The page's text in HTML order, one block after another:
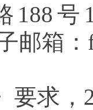
188号
邮箱
要求，